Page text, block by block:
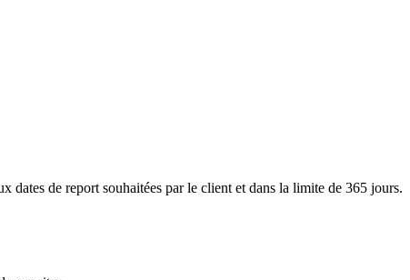
de report souhaitées par le client et dans la limite de 365 jours.